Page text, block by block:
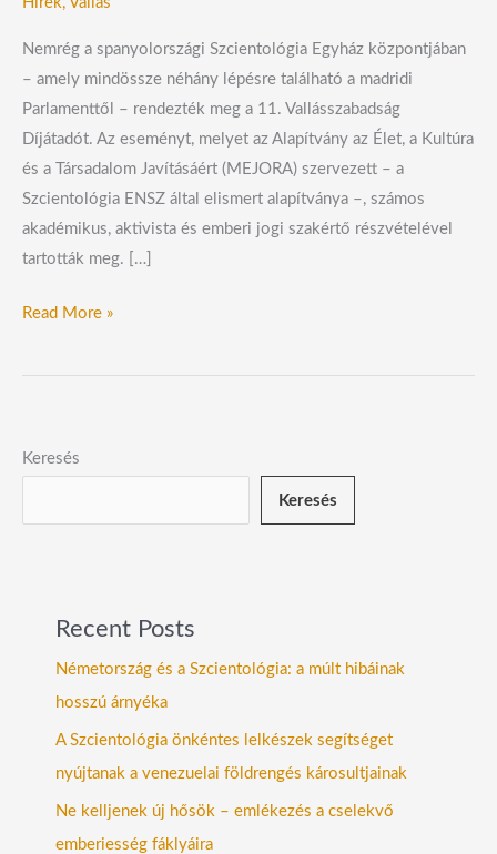
Nemrég a spanyolországi Szcientológia Egyház központjában
– amely mindössze néhány lépésre található a madridi
Parlamenttől – rendezték meg a 11. Vallásszabadság
Díjátadót. Az eseményt, melyet az Alapítvány az Élet, a Kultúra
és a Társadalom Javításáért (MEJORA) szervezett – a
Szcientológia ENSZ által elismert alapítványa –, számos
akadémikus, aktivista és emberi jogi szakértő részvételével
tartották meg. […]
Read More »
Keresés
Keresés
Recent Posts
Németország és a Szcientológia: a múlt hibáinak
hosszú árnyéka
A Szcientológia önkéntes lelkészek segítséget
nyújtanak a venezuelai földrengés károsultjainak
Ne kelljenek új hősök – emlékezés a cselekvő
emberiesség fáklyáira